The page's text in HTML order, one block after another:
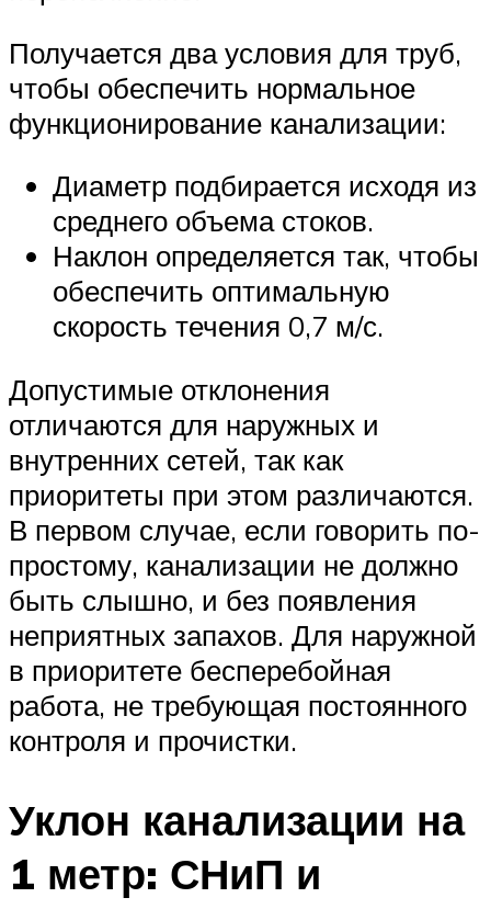
Получается два условия для труб,
чтобы обеспечить нормальное
функционирование канализации:
Диаметр подбирается исходя из
среднего объема стоков.
Наклон определяется так, чтобы
обеспечить оптимальную
скорость течения 0,7 м/с.
Допустимые отклонения
отличаются для наружных и
внутренних сетей, так как
приоритеты при этом различаются.
В первом случае, если говорить по-
простому, канализации не должно
быть слышно, и без появления
неприятных запахов. Для наружной
в приоритете бесперебойная
работа, не требующая постоянного
контроля и прочистки.
Уклон канализации на
1 метр: СНиП и